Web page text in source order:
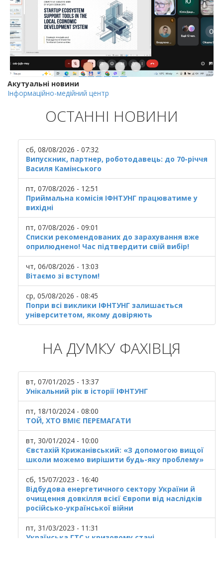
Акутуальні новини
Інформаційно-медійний центр
ОСТАННІ НОВИНИ
сб, 08/08/2026 - 07:32
Випускник, партнер, роботодавець: до 70-річчя
Василя Камінського
пт, 07/08/2026 - 12:51
Приймальна комісія ІФНТУНГ працюватиме у
вихідні
пт, 07/08/2026 - 09:01
Списки рекомендованих до зарахування вже
оприлюднено! Час підтвердити свій вибір!
чт, 06/08/2026 - 13:03
Вітаємо зі вступом!
ср, 05/08/2026 - 08:45
Попри всі виклики ІФНТУНГ залишається
університетом, якому довіряють
НА ДУМКУ ФАХІВЦЯ
вт, 07/01/2025 - 13:37
Унікальний рік в історії ІФНТУНГ
пт, 18/10/2024 - 08:00
ТОЙ, ХТО ВМІЄ ПЕРЕМАГАТИ
вт, 30/01/2024 - 10:00
Євстахій Крижанівський: «З допомогою вищої
школи можемо вирішити будь-яку проблему»
сб, 15/07/2023 - 16:40
Відбудова енергетичного сектору України й
очищення довкілля всієї Європи від наслідків
російсько-української війни
пт, 31/03/2023 - 11:31
Українська ГТС у кризовому стані